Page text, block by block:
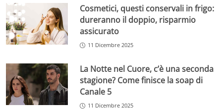
Cosmetici, questi conservali in frigo:
dureranno il doppio, risparmio
assicurato
11 Dicembre 2025
La Notte nel Cuore, c’è una seconda
stagione? Come finisce la soap di
Canale 5
11 Dicembre 2025